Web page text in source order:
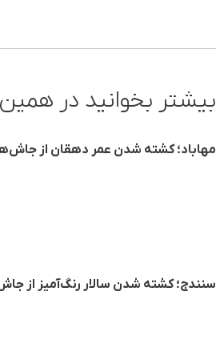
بیشتر بخوانید در
مهاباد؛ کشته شدن عمر دهقان از
سنندج؛ کشته شدن سالار رنگ‌آمیز از